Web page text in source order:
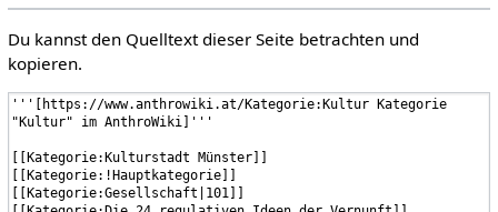
Du kannst den Quelltext dieser Seite betrachten und
kopieren.